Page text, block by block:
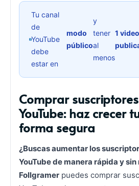
Tu canal
de
YouTube
debe
estar en
modo
público
y
tener
al
menos
1 video
Comprar
YouTube: haz crecer
forma segura
¿Buscas aumentar los
YouTube de manera rápida y sin
Follgramer puedes comprar